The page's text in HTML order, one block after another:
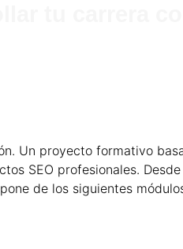
Un proyecto formativo
SEO profesionales.
de los siguientes